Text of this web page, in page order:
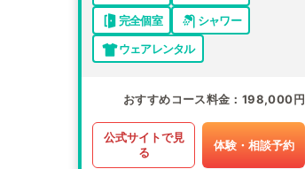
完全個室
シャワー
ウェアレンタル
おすすめコース料金 198,000円
公式サイトで見
る
体験・相談予約